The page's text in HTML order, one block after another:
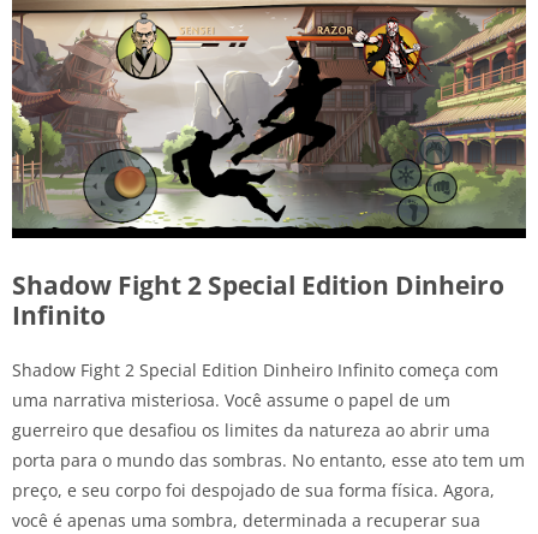
Shadow Fight 2 Special Edition Dinheiro
Infinito
Shadow Fight 2 Special Edition Dinheiro Infinito começa com
uma narrativa misteriosa. Você assume o papel de um
guerreiro que desafiou os limites da natureza ao abrir uma
porta para o mundo das sombras. No entanto, esse ato tem um
preço, e seu corpo foi despojado de sua forma física. Agora,
você é apenas uma sombra, determinada a recuperar sua